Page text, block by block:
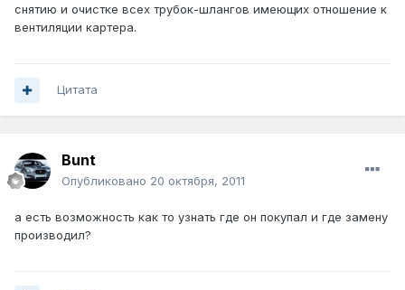
снятию и очистке всех трубок-шлангов имеющих отношение к
вентиляции картера.
Цитата
Bunt
Опубликовано 20 октября, 2011
а есть возможность как то узнать где он покупал и где замену
производил?